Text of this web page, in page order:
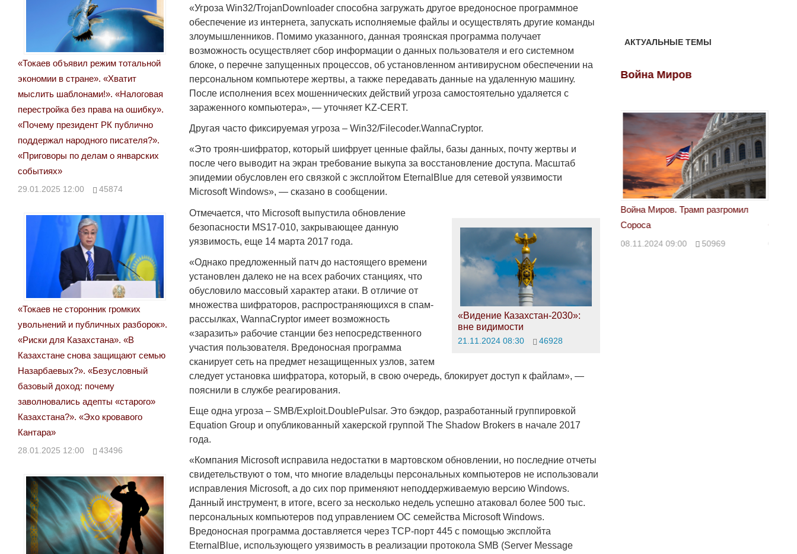
«Угроза Win32/TrojanDownloader способна загружать другое вредоносное программное
обеспечение из интернета, запускать исполняемые файлы и осуществлять другие команды
злоумышленников. Помимо указанного, данная троянская программа получает
возможность осуществляет сбор информации о данных пользователя и его системном
блоке, о перечне запущенных процессов, об установленном антивирусном обеспечении на
персональном компьютере жертвы, а также передавать данные на удаленную машину.
После исполнения всех мошеннических действий угроза самостоятельно удаляется с
зараженного компьютера», — уточняет KZ-CERT.
Другая часто фиксируемая угроза – Win32/Filecoder.WannaCryptor.
«Это троян-шифратор, который шифрует ценные файлы, базы данных, почту жертвы и
после чего выводит на экран требование выкупа за восстановление доступа. Масштаб
эпидемии обусловлен его связкой с эксплойтом EternalBlue для сетевой уязвимости
Microsoft Windows», — сказано в сообщении.
«Видение Казахстан-2030»:
вне видимости
21.11.2024 08:30 46928
Отмечается, что Microsoft выпустила обновление
безопасности MS17-010, закрывающее данную
уязвимость, еще 14 марта 2017 года.
«Однако предложенный патч до настоящего времени
установлен далеко не на всех рабочих станциях, что
обусловило массовый характер атаки. В отличие от
множества шифраторов, распространяющихся в спам-
рассылках, WannaCryptor имеет возможность
«заразить» рабочие станции без непосредственного
участия пользователя. Вредоносная программа
сканирует сеть на предмет незащищенных узлов, затем
следует установка шифратора, который, в свою очередь, блокирует доступ к файлам», —
пояснили в службе реагирования.
Еще одна угроза – SMB/Exploit.DoublePulsar. Это бэкдор, разработанный группировкой
Equation Group и опубликованный хакерской группой The Shadow Brokers в начале 2017
года.
«Компания Microsoft исправила недостатки в мартовском обновлении, но последние отчеты
свидетельствуют о том, что многие владельцы персональных компьютеров не использовали
исправления Microsoft, а до сих пор применяют неподдерживаемую версию Windows.
Данный инструмент, в итоге, всего за несколько недель успешно атаковал более 500 тыс.
персональных компьютеров под управлением ОС семейства Microsoft Windows.
Вредоносная программа доставляется через TCP-порт 445 с помощью эксплойта
EternalBlue, использующего уязвимость в реализации протокола SMB (Server Message
«Токаев объявил режим тотальной
экономии в стране». «Хватит
мыслить шаблонами!». «Налоговая
перестройка без права на ошибку».
«Почему президент РК публично
поддержал народного писателя?».
«Приговоры по делам о январских
событиях»
29.01.2025 12:00 45874
«Токаев не сторонник громких
увольнений и публичных разборок».
«Риски для Казахстана». «В
Казахстане снова защищают семью
Назарбаевых?». «Безусловный
базовый доход: почему
заволновались адепты «старого»
Казахстана?». «Эхо кровавого
Кантара»
28.01.2025 12:00 43496
АКТУАЛЬНЫЕ ТЕМЫ
Война Миров
08.11.2024 09:00 50969
Война Миров
Война Миров. Трамп разгромил
Сороса
08.11.2024 09:00 50969